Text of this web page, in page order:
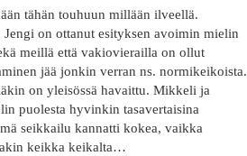
tähän touhuun millään ilveellä.
on ottanut esityksen avoimin mielin
meillä että vakiovierailla on ollut
jää jonkin verran ns. normikeikoista.
on yleisössä havaittu. Mikkeli ja
puolesta hyvinkin tasavertaisina
seikkailu kannatti kokea, vaikka
keikka keikalta…